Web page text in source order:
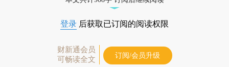
登录 后获取已订阅的阅读权限
财新通会员
可畅读全文
订阅/会员升级